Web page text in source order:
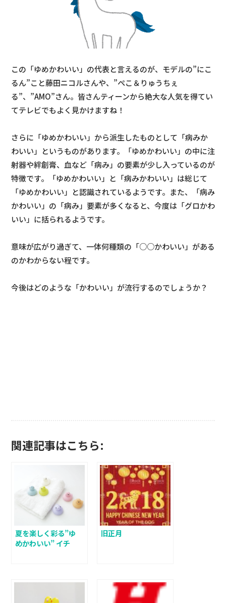
この「ゆめかわいい」の代表と言えるのが、モデルの”にこ
るん”こと藤田ニコルさんや、”ぺこ＆りゅうちぇ
る”、”AMO”さん。皆さんティーンから絶大な人気を得てい
てテレビでもよく見かけますね！
さらに「ゆめかわいい」から派生したものとして「病みか
わいい」というものがあります。「ゆめかわいい」の中に注
射器や絆創膏、血など「病み」の要素が少し入っているのが
特徴です。「ゆめかわいい」と「病みかわいい」は総じて
「ゆめかわいい」と認識されているようです。また、「病み
かわいい」の「病み」要素が多くなると、今度は「グロかわ
いい」に括られるようです。
意味が広がり過ぎて、一体何種類の「○○かわいい」がある
のかわからない程です。
今後はどのような「かわいい」が流行するのでしょうか？
関連記事はこちら:
夏を楽しく彩る”ゆ
めかわいい” イチ
旧正月